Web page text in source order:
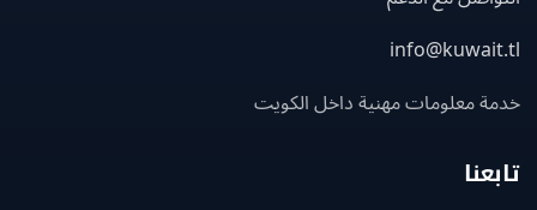
معلومات مهنية داخل الكويت